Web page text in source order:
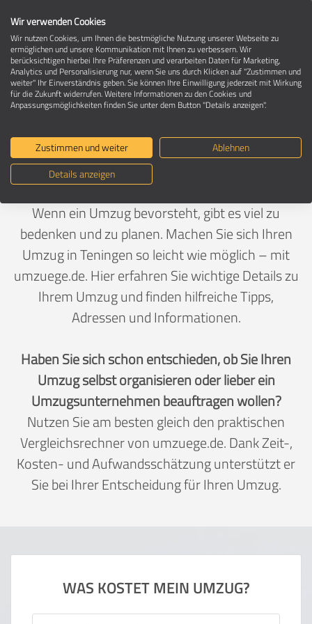
Umzug in 79331 Teningen
Ein Umzug ist Vertrauenssache
Deutschland>Baden-Württemberg>Emmendingen,
Landkreis>
Wenn ein Umzug bevorsteht, gibt es viel zu
bedenken und zu planen. Machen Sie sich Ihren
Umzug in Teningen so leicht wie möglich – mit
umzuege.de. Hier erfahren Sie wichtige Details zu
Ihrem Umzug und finden hilfreiche Tipps,
Adressen und Informationen.
Haben Sie sich schon entschieden, ob Sie Ihren
Umzug selbst organisieren oder lieber ein
Umzugsunternehmen beauftragen wollen?
Nutzen Sie am besten gleich den praktischen
Vergleichsrechner von umzuege.de. Dank Zeit-,
Kosten- und Aufwandsschätzung unterstützt er
Sie bei Ihrer Entscheidung für Ihren Umzug.
WAS KOSTET MEIN UMZUG?
Wir verwenden Cookies
Wir nutzen Cookies, um Ihnen die bestmögliche Nutzung unserer Webseite zu
ermöglichen und unsere Kommunikation mit Ihnen zu verbessern. Wir
berücksichtigen hierbei Ihre Präferenzen und verarbeiten Daten für Marketing,
Analytics und Personalisierung nur, wenn Sie uns durch Klicken auf "Zustimmen und
weiter" Ihr Einverständnis geben. Sie können Ihre Einwilligung jederzeit mit Wirkung
für die Zukunft widerrufen. Weitere Informationen zu den Cookies und
Anpassungsmöglichkeiten finden Sie unter dem Button "Details anzeigen".
Zustimmen und weiter
Ablehnen
Details anzeigen